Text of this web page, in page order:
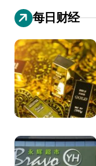
每日财经